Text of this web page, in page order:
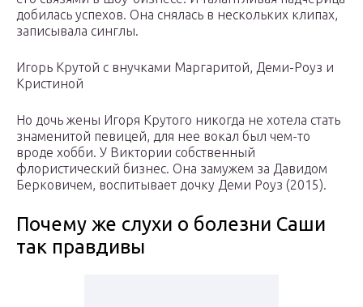
добилась успехов. Она снялась в нескольких клипах,
записывала синглы.
Игорь Крутой с внучками Маргаритой, Деми-Роуз и
Кристиной
Но дочь жены Игоря Крутого никогда не хотела стать
знаменитой певицей, для нее вокал был чем-то
вроде хобби. У Виктории собственный
флористический бизнес. Она замужем за Давидом
Берковичем, воспитывает дочку Деми Роуз (2015).
Почему же слухи о болезни Саши
так правдивы